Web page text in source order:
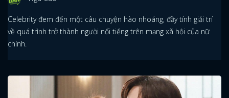
Celebrity đem đến một câu chuyện hào nhoáng, đầy tính giải trí
về quá trình trở thành người nổi tiếng trên mạng xã hội của nữ
chính.